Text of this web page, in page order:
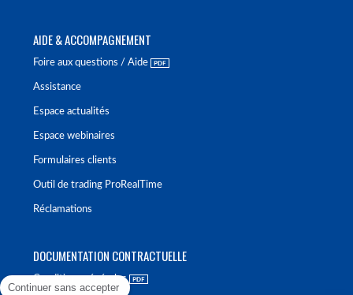
AIDE & ACCOMPAGNEMENT
Foire aux questions / Aide
Assistance
Espace actualités
Espace webinaires
Formulaires clients
Outil de trading ProRealTime
Réclamations
DOCUMENTATION CONTRACTUELLE
Conditions générales
Continuer sans accepter